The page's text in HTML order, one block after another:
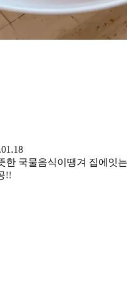
한 국물음식이땡겨 집에잇
!!